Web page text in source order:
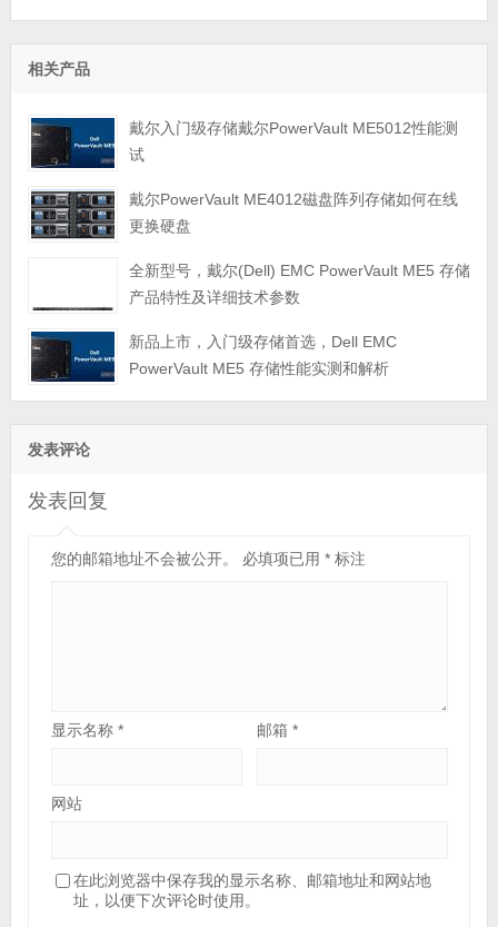
相关产品
戴尔入门级存储戴尔PowerVault ME5012性能测
试
戴尔PowerVault ME4012磁盘阵列存储如何在线
更换硬盘
全新型号，戴尔(Dell) EMC PowerVault ME5 存储
产品特性及详细技术参数
新品上市，入门级存储首选，Dell EMC
PowerVault ME5 存储性能实测和解析
发表评论
发表回复
您的邮箱地址不会被公开。 必填项已用 *标注
显示名称 * 邮箱*
网站
在此浏览器中保存我的显示名称、邮箱地址和网站地
址，以便下次评论时使用。